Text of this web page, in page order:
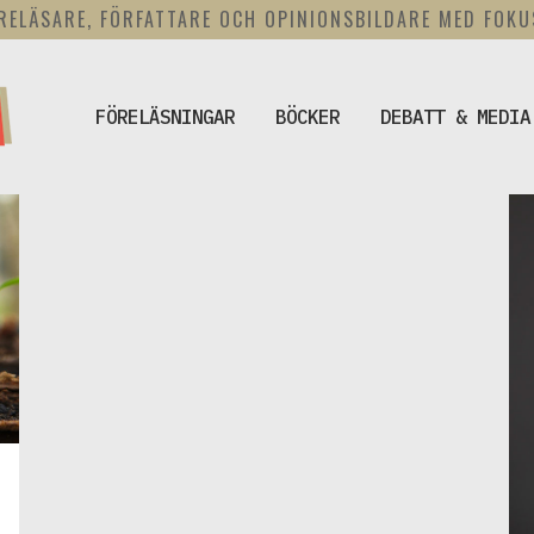
FÖRFATTARE OCH OPINIONSBILDARE MED
FÖRELÄSNINGAR BÖCKER DEBATT & MEDIA